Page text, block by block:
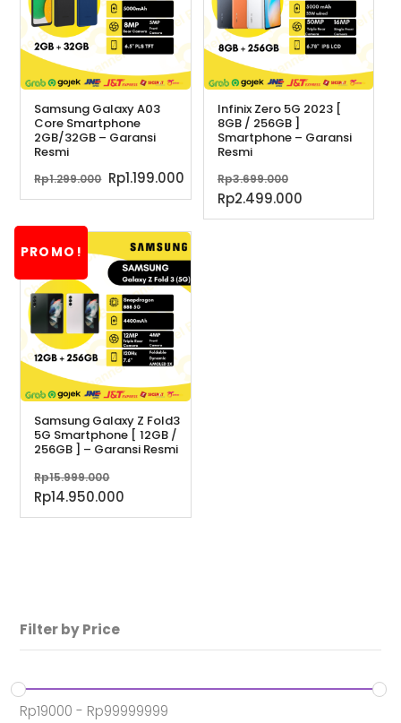
Samsung Galaxy A03
Core Smartphone
2GB/32GB – Garansi
Resmi
Rp1.299.000 Harga
aslinya
Rp1.299.000.
Rp1.199.000 Harga
saat
adalah:
Rp1.199.000.
Infinix Zero 5G 2023 [
8GB / 256GB ]
Smartphone – Garansi
Resmi
Rp3.699.000
aslinya
adalah:
Rp2.499.000Harga
saat
PROMO!
Samsung Galaxy Z Fold3
5G Smartphone [ 12GB /
256GB ] – Garansi Resmi
Rp15.999.000
aslinya
adalah:
Rp14.950.000
saat
Filter by Price
Rp19000 - Rp99999999